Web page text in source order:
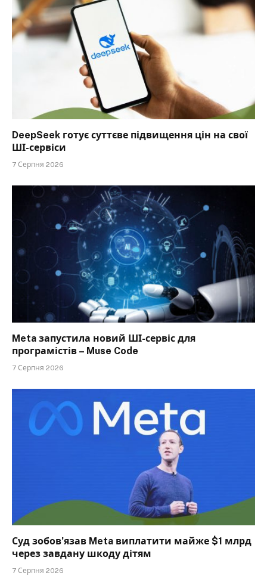
DeepSeek готує суттєве підвищення цін на свої
ШІ-сервіси
7 Серпня 2026
Meta запустила новий ШІ-сервіс для
програмістів – Muse Code
7 Серпня 2026
Суд зобов’язав Meta виплатити майже $1 млрд
через завдану шкоду дітям
7 Серпня 2026